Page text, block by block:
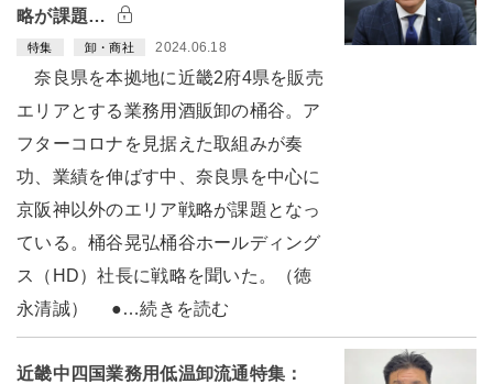
略が課題…
特集 卸・商社 2024.06.18
奈良県を本拠地に近畿2府4県を販売
エリアとする業務用酒販卸の桶谷。ア
フターコロナを見据えた取組みが奏
功、業績を伸ばす中、奈良県を中心に
京阪神以外のエリア戦略が課題となっ
ている。桶谷晃弘桶谷ホールディング
ス（HD）社長に戦略を聞いた。（徳
永清誠） ●…続きを読む
近畿中四国業務用低温卸流通特集：